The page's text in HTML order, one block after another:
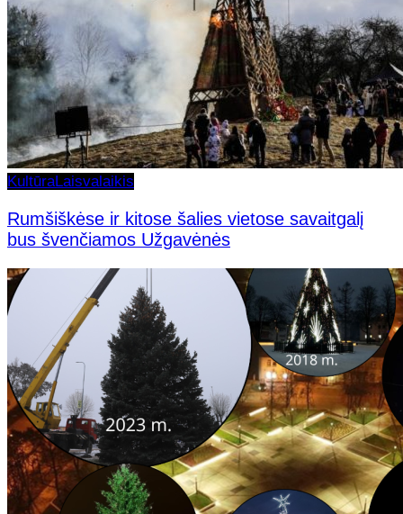
KultūraLaisvalaikis
Rumšiškėse ir kitose šalies vietose savaitgalį
bus švenčiamos Užgavėnės